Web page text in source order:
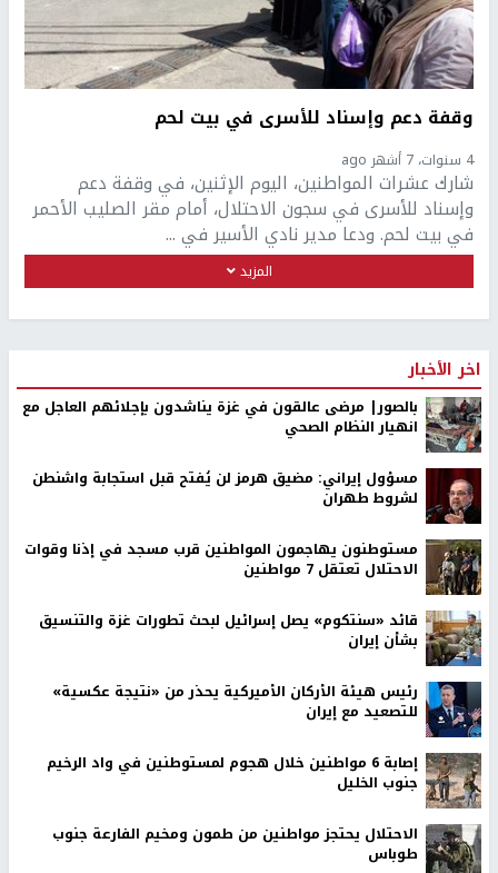
وقفة دعم وإسناد للأسرى في بيت لحم
4 سنوات، 7 أشهر ago
شارك عشرات المواطنين، اليوم الإثنين، في وقفة دعم
وإسناد للأسرى في سجون الاحتلال، أمام مقر الصليب الأحمر
في بيت لحم. ودعا مدير نادي الأسير في ...
المزيد
اخر الأخبار
بالصور| مرضى عالقون في غزة يناشدون بإجلائهم العاجل مع
انهيار النظام الصحي
مسؤول إيراني: مضيق هرمز لن يُفتح قبل استجابة واشنطن
لشروط طهران
مستوطنون يهاجمون المواطنين قرب مسجد في إذنا وقوات
الاحتلال تعتقل 7 مواطنين
قائد «سنتكوم» يصل إسرائيل لبحث تطورات غزة والتنسيق
بشأن إيران
رئيس هيئة الأركان الأميركية يحذر من «نتيجة عكسية»
للتصعيد مع إيران
إصابة 6 مواطنين خلال هجوم لمستوطنين في واد الرخيم
جنوب الخليل
الاحتلال يحتجز مواطنين من طمون ومخيم الفارعة جنوب
طوباس